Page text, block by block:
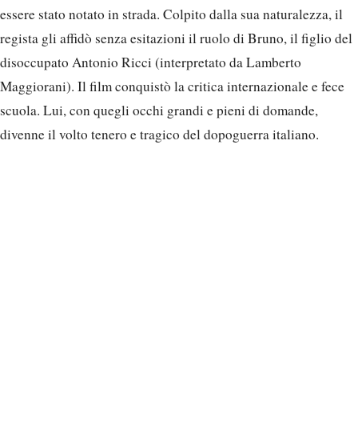
essere stato notato in strada. Colpito dalla sua naturalezza, il
regista gli affidò senza esitazioni il ruolo di Bruno, il figlio del
disoccupato Antonio Ricci (interpretato da Lamberto
Maggiorani). Il film conquistò la critica internazionale e fece
scuola. Lui, con quegli occhi grandi e pieni di domande,
divenne il volto tenero e tragico del dopoguerra italiano.